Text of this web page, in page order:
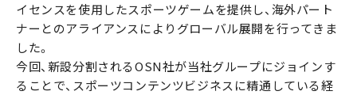
イセンスを使用したスポーツゲームを提供し、海外パート
ナーとのアライアンスによりグローバル展開を行ってきま
した。
今回、新設分割されるOSN社が当社グループにジョインす
ることで、スポーツコンテンツビジネスに精通している経